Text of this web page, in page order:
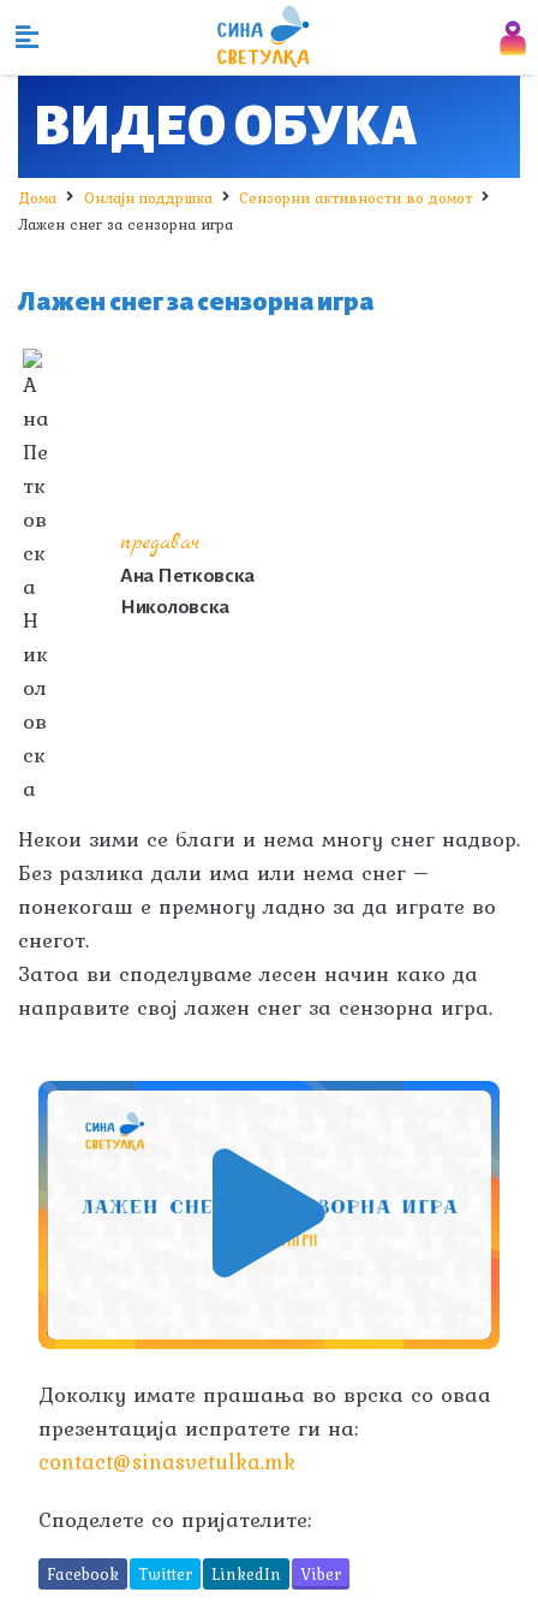
ВИДЕО ОБУКА
Дома Онлајн поддршка
Сензорни активности во домот
Лажен снег за сензорна игра
Лажен снег за сензорна игра
предавач
Ана Петковска
Николовска
Некои зими се благи и нема многу снег надвор.
Без разлика дали има или нема снег –
понекогаш е премногу ладно за да играте во
снегот.
Затоа ви споделуваме лесен начин како да
направите свој лажен снег за сензорна игра.
Доколку имате прашања во врска со оваа
презентација испратете ги на:
contact@sinasvetulka.mk
Споделете со пријателите:
Facebook Twitter LinkedIn Viber